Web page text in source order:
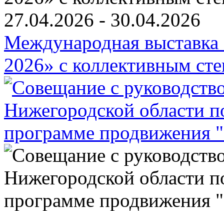
27.04.2026 - 30.04.2026
Международная
2026» c коллективным